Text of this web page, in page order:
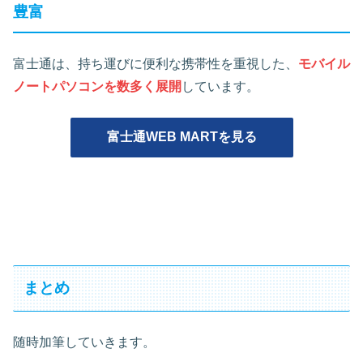
豊富
富士通は、持ち運びに便利な携帯性を重視した、 モバイル
ノートパソコンを数多く展開 しています。
富士通WEB MARTを見る
まとめ
随時加筆していきます。